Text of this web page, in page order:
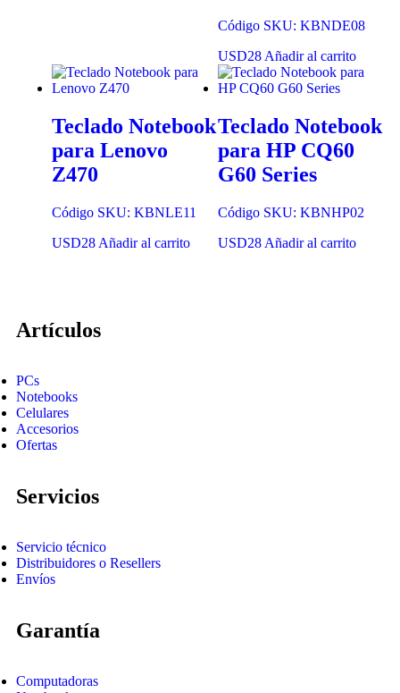
Código SKU: KBNDE08
USD28 Añadir al carrito
Teclado Notebook
para Lenovo
Z470
Código SKU: KBNLE11
USD28 Añadir al carrito
Teclado Notebook
para HP CQ60
G60 Series
Código SKU: KBNHP02
USD28 Añadir al carrito
Artículos
PCs
Notebooks
Celulares
Accesorios
Ofertas
Servicios
Servicio técnico
Distribuidores o Resellers
Envíos
Garantía
Computadoras